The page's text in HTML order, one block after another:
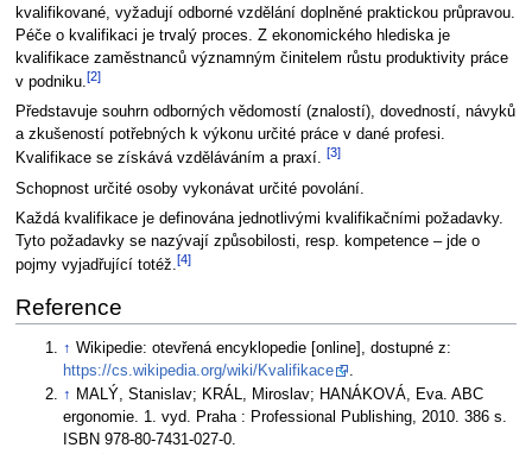
kvalifikované, vyžadují odborné vzdělání doplněné praktickou průpravou.
Péče o kvalifikaci je trvalý proces. Z ekonomického hlediska je
kvalifikace zaměstnanců významným činitelem růstu produktivity práce
v podniku.[2]
Představuje souhrn odborných vědomostí (znalostí), dovedností, návyků
a zkušeností potřebných k výkonu určité práce v dané profesi.
Kvalifikace se získává vzděláváním a praxí. [3]
Schopnost určité osoby vykonávat určité povolání.
Každá kvalifikace je definována jednotlivými kvalifikačními požadavky.
Tyto požadavky se nazývají způsobilosti, resp. kompetence – jde o
pojmy vyjadřující totéž.[4]
Reference
↑ Wikipedie: otevřená encyklopedie [online], dostupné z:
https://cs.wikipedia.org/wiki/Kvalifikace
.
↑ MALÝ, Stanislav; KRÁL, Miroslav; HANÁKOVÁ, Eva. ABC
ergonomie. 1. vyd. Praha : Professional Publishing, 2010. 386 s.
ISBN 978-80-7431-027-0.